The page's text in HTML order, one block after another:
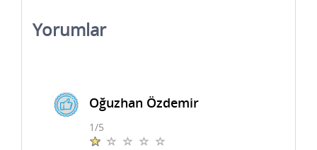
Yorumlar
Oğuzhan Özdemir
1/5